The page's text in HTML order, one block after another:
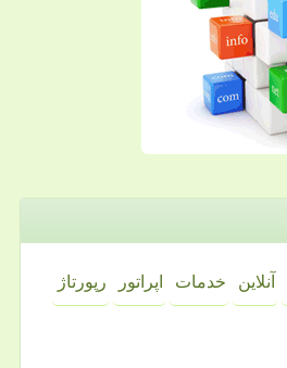
آنلاین خدمات اپراتور رپورتاژ